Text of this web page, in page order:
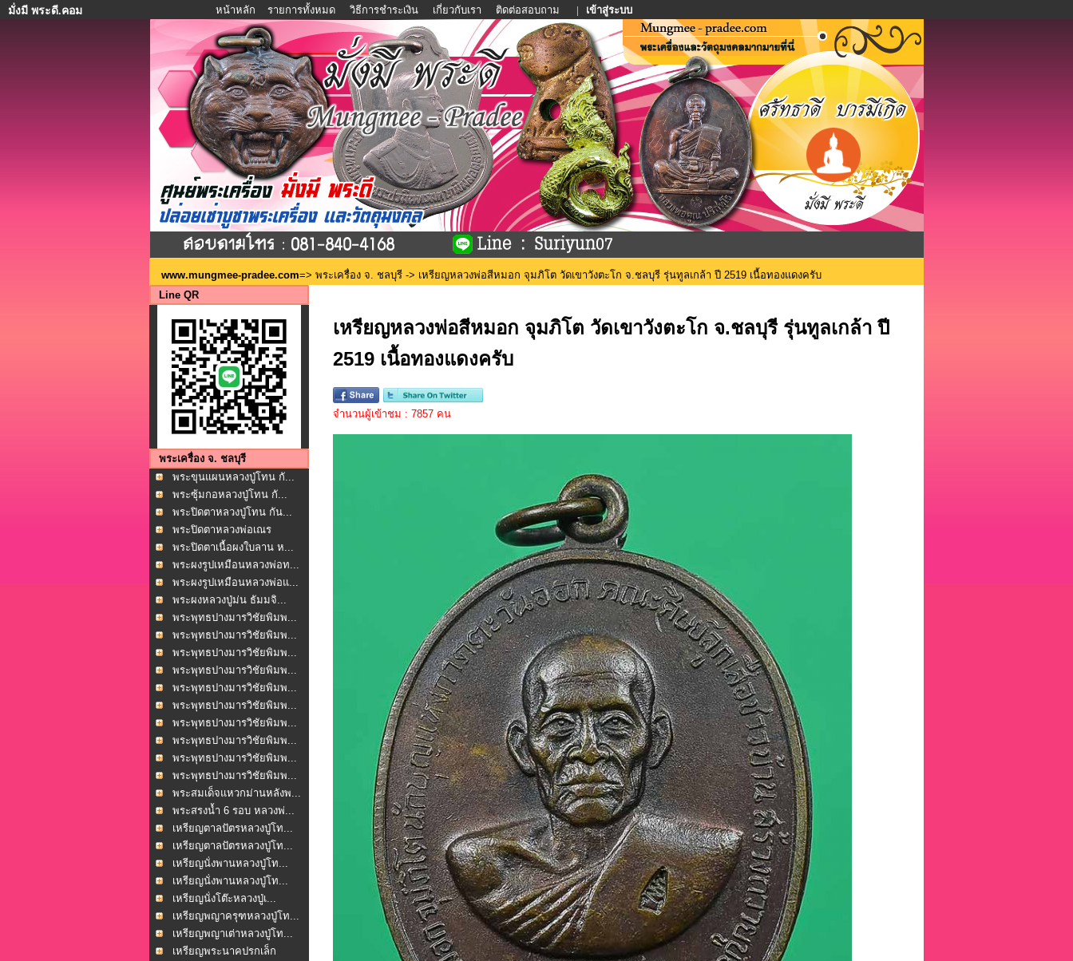
มั่งมี พระดี.คอม หน้าหลัก รายการทั้งหมด วิธีการชำระเงิน เกี่ยวกับเรา ติดต่อสอบถาม | เข้าสู่ระบบ
www.mungmee-pradee.com=> พระเครื่อง จ. ชลบุรี -> เหรียญหลวงพ่อสีหมอก จุมภิโต วัดเขาวังตะโก จ.ชลบุรี รุ่นทูลเกล้า ปี 2519 เนื้อทองแดงครับ
Line QR
พระเครื่อง จ. ชลบุรี
พระขุนแผนหลวงปู่โทน กั...
พระซุ้มกอหลวงปู่โทน กั...
พระปิดตาหลวงปู่โทน กัน...
พระปิดตาหลวงพ่อเณร
โพธ...พระปิดตาเนื้อผงใบลาน ห...
พระผงรูปเหมือนหลวงพ่อท...
พระผงรูปเหมือนหลวงพ่อแ...
พระผงหลวงปู่ม่น ธัมมจิ...
พระพุทธปางมารวิชัยพิมพ...
พระพุทธปางมารวิชัยพิมพ...
พระพุทธปางมารวิชัยพิมพ...
พระพุทธปางมารวิชัยพิมพ...
พระพุทธปางมารวิชัยพิมพ...
พระพุทธปางมารวิชัยพิมพ...
พระพุทธปางมารวิชัยพิมพ...
พระพุทธปางมารวิชัยพิมพ...
พระพุทธปางมารวิชัยพิมพ...
พระพุทธปางมารวิชัยพิมพ...
พระสมเด็จแหวกม่านหลังพ...
พระสรงน้ำ 6 รอบ หลวงพ่...
เหรียญตาลปัตรหลวงปู่โท...
เหรียญตาลปัตรหลวงปู่โท...
เหรียญนั่งพานหลวงปู่โท...
เหรียญนั่งพานหลวงปู่โท...
เหรียญนั่งโต๊ะหลวงปู่เ...
เหรียญพญาครุฑหลวงปู่โท...
เหรียญพญาเต่าหลวงปู่โท...
เหรียญพระนาคปรกเล็ก
เหรียญหลวงพ่อสีหมอก จุมภิโต วัดเขาวังตะโก จ.ชลบุรี รุ่นทูลเกล้า ปี
2519 เนื้อทองแดงครับ
จำนวนผู้เข้าชม : 7857 คน